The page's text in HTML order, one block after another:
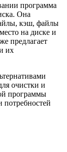
программа
Она
кэш, файлы
на диске и
предлагает
их
очистки и
программы
потребностей